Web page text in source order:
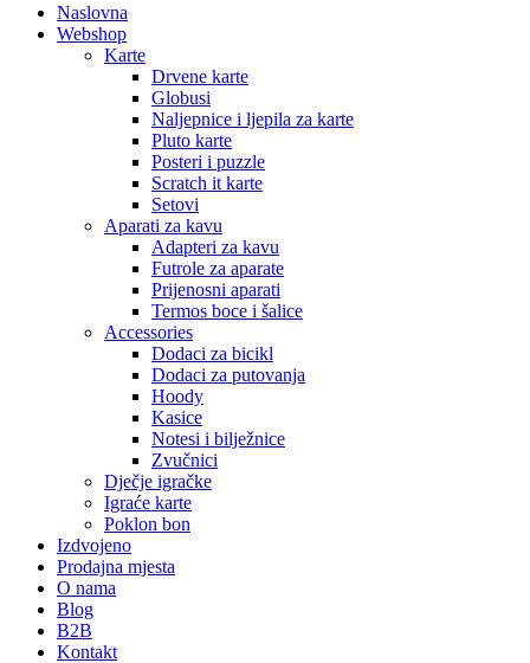
Naslovna
Webshop
Karte
Drvene karte
Globusi
Naljepnice i ljepila za karte
Pluto karte
Posteri i puzzle
Scratch it karte
Setovi
Aparati za kavu
Adapteri za kavu
Futrole za aparate
Prijenosni aparati
Termos boce i šalice
Accessories
Dodaci za bicikl
Dodaci za putovanja
Hoody
Kasice
Notesi i bilježnice
Zvučnici
Dječje igračke
Igraće karte
Poklon bon
Izdvojeno
Prodajna mjesta
O nama
Blog
B2B
Kontakt